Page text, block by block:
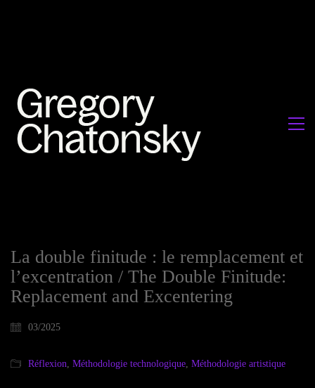
La double finitude : le remplacement et
l’excentration / The Double Finitude:
Replacement and Excentering
03/2025
Réflexion, Méthodologie technologique, Méthodologie artistique